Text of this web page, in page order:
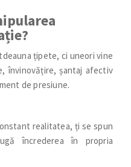
țipete, ci uneori vine
învinovățire, șantaj afectiv
de presiune.
realitatea, ți se spun
încrederea în propria